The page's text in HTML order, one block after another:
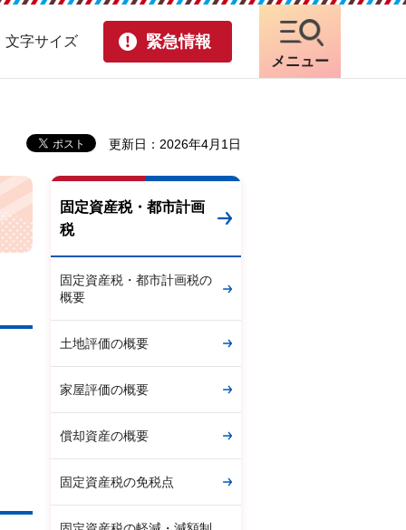
文字サイズ 緊急情報
メニュー
更新日：2026年4月1日
固定資産税・都市計画
税
固定資産税・都市計画税の
概要
土地評価の概要
家屋評価の概要
償却資産の概要
固定資産税の免税点